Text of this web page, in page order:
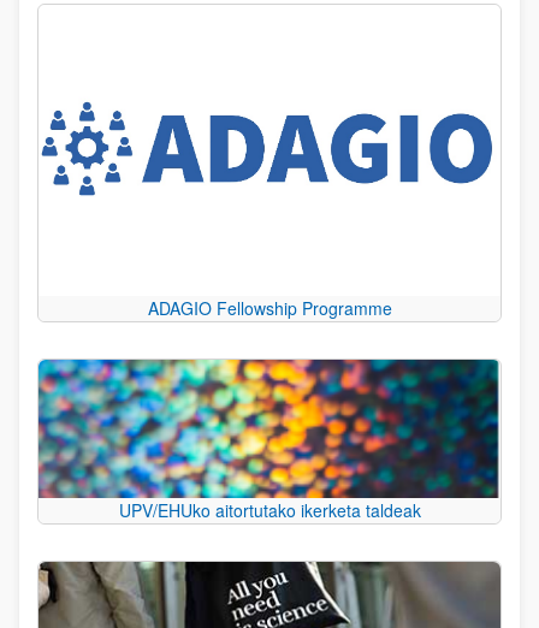
ADAGIO Fellowship Programme
UPV/EHUko aitortutako ikerketa taldeak